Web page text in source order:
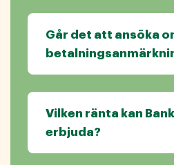
Går det att ansöka
Vilken ränta kan
erbjuda?